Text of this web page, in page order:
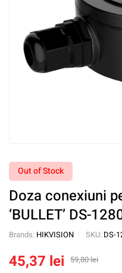
Out of Stock
Doza conexiuni
‘BULLET’ DS-
Brands: HIKVISION SKU: DS-
59,80lei
45,37 lei